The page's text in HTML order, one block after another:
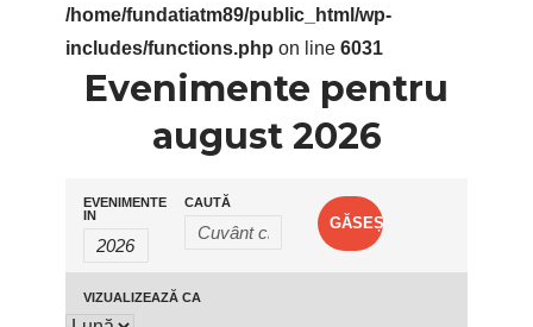
/home/fundatiatm89/public_html/wp-
includes/functions.php on line 6031
Evenimente pentru
august 2026
Navigare
în
vizualizări
Căutare
Evenimente
EVENIMENTE
IN
CAUTĂ
Navigare
VIZUALIZEAZĂ CA